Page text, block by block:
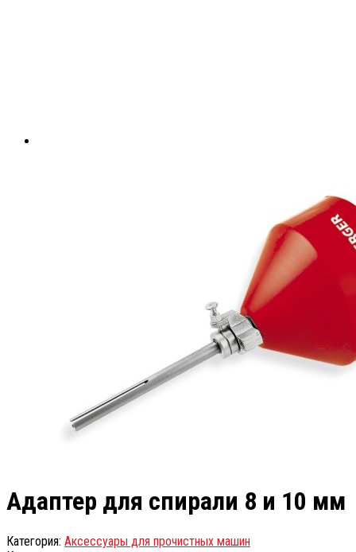
Адаптер для спирали 8 и 10 мм
Категория: Аксессуары для прочистных машин